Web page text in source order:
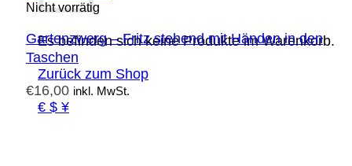
Es befinden sich keine Produkte im Warenkorb.
Zurück zum Shop
€ $ ¥
Nicht vorrätig
Gartenzwerg – Fritz stehend mit Händen in den
Taschen
€16,00 inkl. MwSt.